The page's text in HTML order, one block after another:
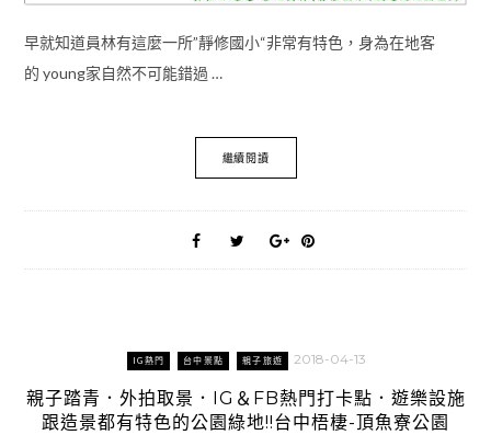
早就知道員林有這麼一所”靜修國小“非常有特色，身為在地客
的 young家自然不可能錯過 …
繼續閱讀
IG熱門 台中景點 親子旅遊 2018-04-13
親子踏青．外拍取景．IG＆FB熱門打卡點．遊樂設施
跟造景都有特色的公園綠地!!台中梧棲-頂魚寮公園